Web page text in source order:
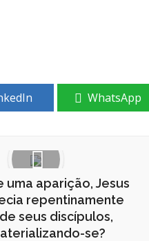
WhatsApp
uma aparição, Jesus
repentinamente
seus discípulos,
se?